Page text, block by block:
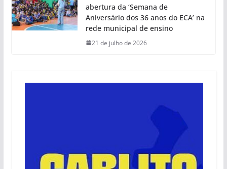
abertura da ‘Semana de
Aniversário dos 36 anos do ECA’ na
rede municipal de ensino
21 de julho de 2026